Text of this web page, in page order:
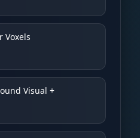
Voxels
Visual +